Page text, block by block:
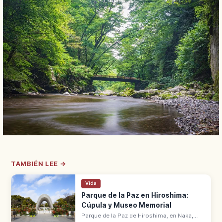
TAMBIÉN LEE →
Vida
Parque de la Paz en Hiroshima:
Cúpula y Museo Memorial
Parque de la Paz de Hiroshima, en Naka,